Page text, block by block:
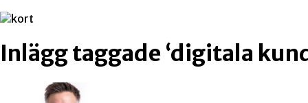
Inlägg taggade ‘digitala